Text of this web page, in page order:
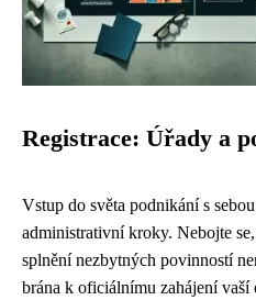
Registrace: Úřady a
Vstup do světa podnikání s
administrativní kroky. Nebojte
splnění nezbytných povinností
brána k oficiálnímu zahájení vaší